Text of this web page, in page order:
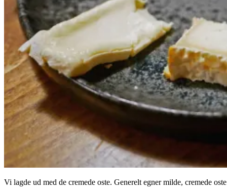
Vi lagde ud med de cremede oste. Generelt egner milde, cremede